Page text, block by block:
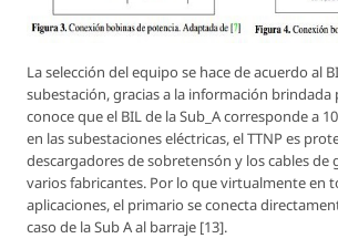
La selección del equipo se hace de acuerdo al
subestación, gracias a la información brindada
conoce que el BIL de la Sub_A corresponde a
en las subestaciones eléctricas, el TTNP es
descargadores de sobretensón y los cables de
varios fabricantes. Por lo que virtualmente en
aplicaciones, el primario se conecta
caso de la Sub A al barraje [13].